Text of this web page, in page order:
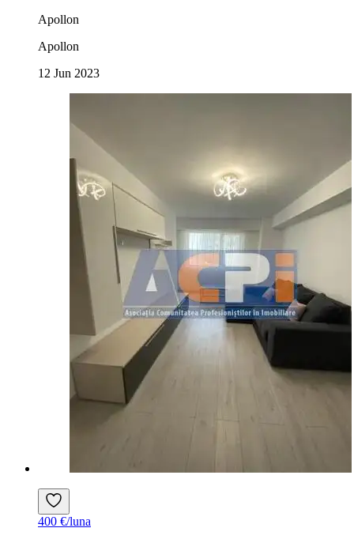
Apollon
Apollon
12 Jun 2023
400 €/luna